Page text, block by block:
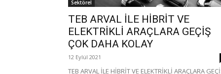
Sektörel
TEB ARVAL İLE HİBRİT VE
ELEKTRİKLİ ARAÇLARA GEÇİŞ
ÇOK DAHA KOLAY
12 Eylül 2021
TEB ARVAL İLE HİBRİT VE ELEKTRİKLİ ARAÇLARA